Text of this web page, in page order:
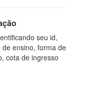
seu id,
ensino, forma de
cota de ingresso